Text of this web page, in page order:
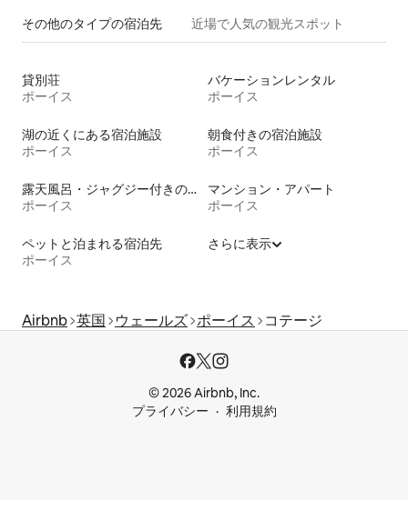
その他のタ⁠イ⁠プ⁠の宿⁠泊⁠先 近場で人気の観光スポット
貸別荘
ポーイス
バケーションレンタル
ポーイス
湖の近くにある宿泊施設
ポーイス
朝食付きの宿泊施設
ポーイス
露天風呂・ジャグジー付きの宿泊施設
ポーイス
マンション・アパート
ポーイス
ペットと泊まれる宿泊先
ポーイス
さらに表示
Airbnb 英国 ウェールズ ポーイス コテージ
© 2026 Airbnb, Inc.
プライバシー
利用規約